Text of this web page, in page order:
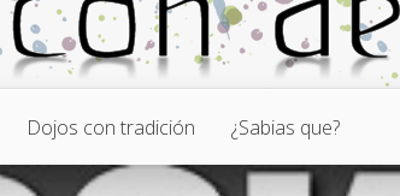
Dojos con tradición ¿Sabias que?